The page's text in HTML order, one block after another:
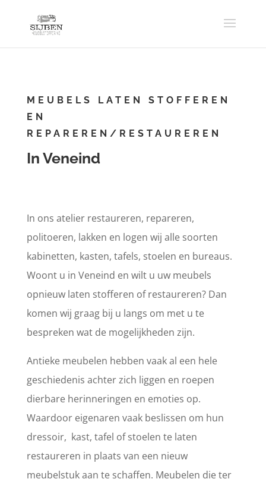
MEUBELS LATEN STOFFEREN
EN
REPAREREN/RESTAUREREN
In Veneind
In ons atelier restaureren, repareren,
politoeren, lakken en logen wij alle soorten
kabinetten, kasten, tafels, stoelen en bureaus.
Woont u in Veneind en wilt u uw meubels
opnieuw laten stofferen of restaureren? Dan
komen wij graag bij u langs om met u te
bespreken wat de mogelijkheden zijn.
Antieke meubelen hebben vaak al een hele
geschiedenis achter zich liggen en roepen
dierbare herinneringen en emoties op.
Waardoor eigenaren vaak beslissen om hun
dressoir, kast, tafel of stoelen te laten
restaureren in plaats van een nieuw
meubelstuk aan te schaffen. Meubelen die ter